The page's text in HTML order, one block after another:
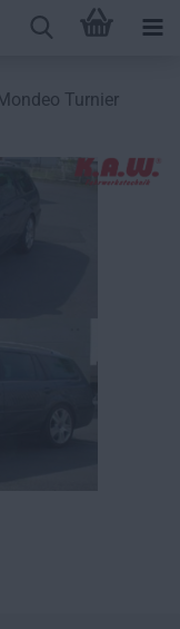
Turnier